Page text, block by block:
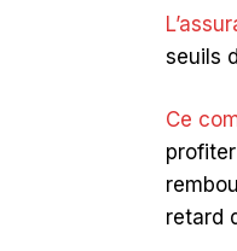
seuils
Ce
retard